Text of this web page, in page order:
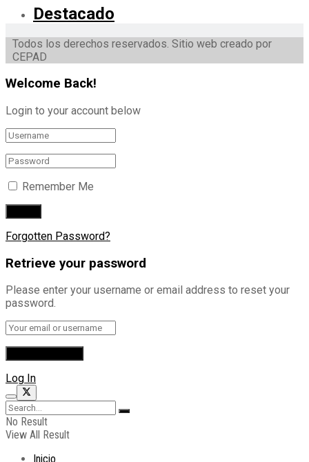
Destacado
Todos los derechos reservados. Sitio web creado por
CEPAD
Welcome Back!
Login to your account below
Remember Me
Forgotten Password?
Retrieve your password
Please enter your username or email address to reset your
password.
Log In
No Result
View All Result
Inicio